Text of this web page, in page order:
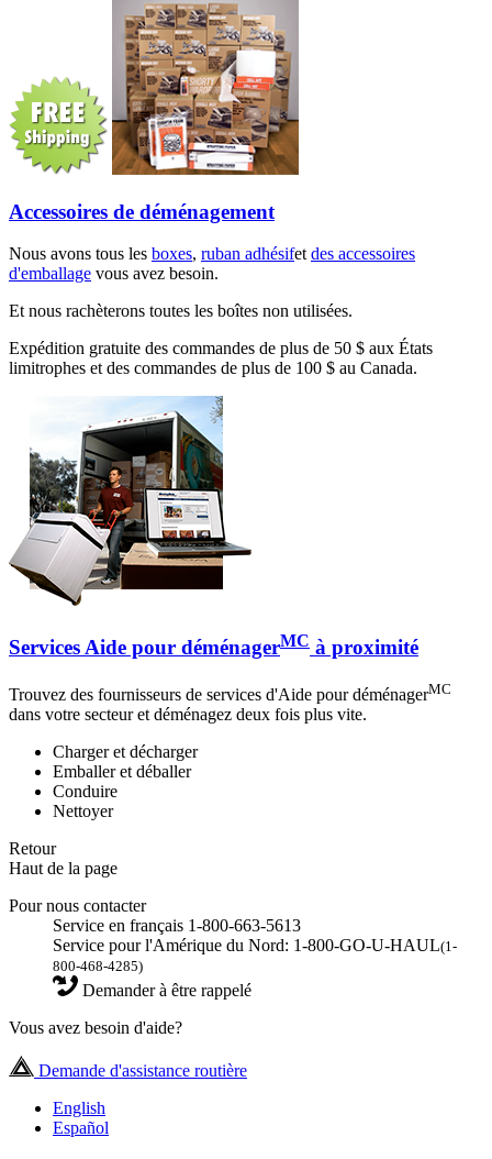
Accessoires de déménagement
Nous avons tous les boxes, ruban adhésifetdes accessoires
d'emballage vous avez besoin.
Et nous rachèterons toutes les boîtes non utilisées.
Expédition gratuite des commandes de plus de 50 $ aux États
limitrophes et des commandes de plus de 100 $ au Canada.
Services Aide pour déménagerMC à proximité
Trouvez des fournisseurs de services d'Aide pour déménagerMC
dans votre secteur et déménagez deux fois plus vite.
Charger et décharger
Emballer et déballer
Conduire
Nettoyer
Retour
Haut de la page
Pour nous contacter
Service en français 1-800-663-5613
Service pour l'Amérique du Nord: 1-800-GO-U-HAUL(1-
800-468-4285)
Demander à être rappelé
Vous avez besoin d'aide?
Demande d'assistance routière
English
Español